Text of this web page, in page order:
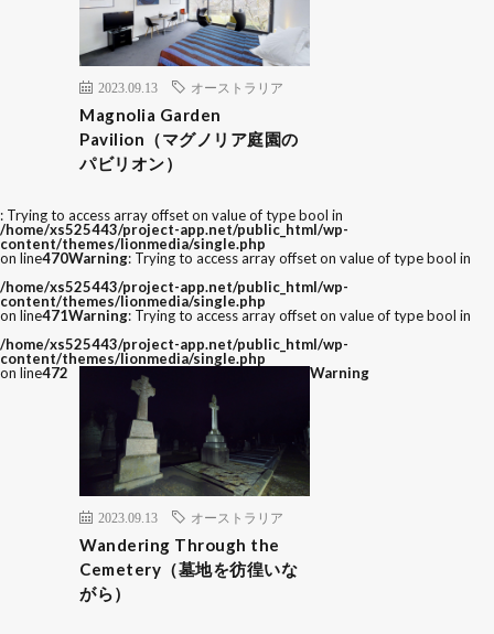
2023.09.13 オーストラリア
Magnolia Garden
Pavilion（マグノリア庭園の
パビリオン）
: Trying to access array offset on value of type bool in
/home/xs525443/project-app.net/public_html/wp-
content/themes/lionmedia/single.php
on line470Warning: Trying to access array offset on value of type bool in
/home/xs525443/project-app.net/public_html/wp-
content/themes/lionmedia/single.php
on line471Warning: Trying to access array offset on value of type bool in
/home/xs525443/project-app.net/public_html/wp-
content/themes/lionmedia/single.php
on line472
2023.09.13 オーストラリア
Wandering Through the
Cemetery（墓地を彷徨いな
がら）
Warning